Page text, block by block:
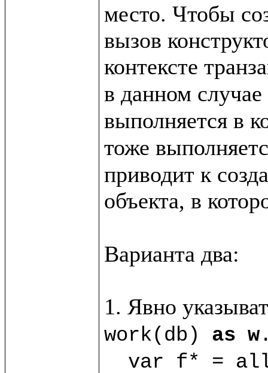
место. Чтобы
вызов
контексте
в данном
выполняется в
тоже
приводит к
объекта, в
Варианта два:
work(db) as w
var f* =